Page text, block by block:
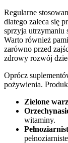
Regularne
dlatego zaleca się
sprzyja utrzymaniu
Warto również
zarówno przed
zdrowy rozwój
Oprócz
pożywienia.
Zielone
Orzechy
witaminy.